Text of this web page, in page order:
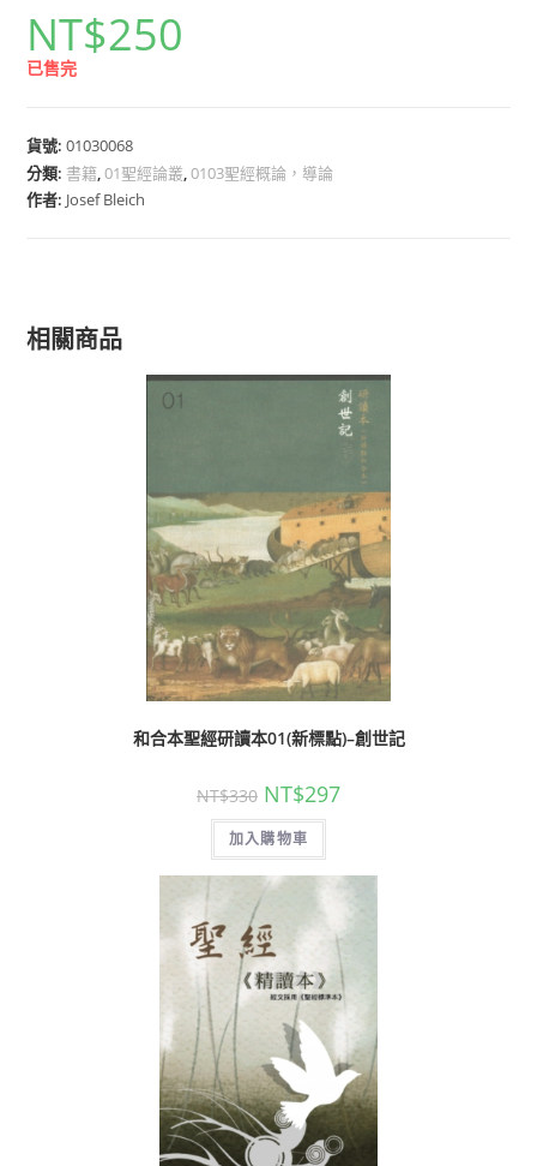
NT$250
已售完
貨號:01030068
分類: 書籍,01聖經論叢,0103聖經概論，導論
作者: Josef Bleich
相關商品
和合本聖經研讀本01(新標點)–創世記
NT$330 NT$297
加入購物車